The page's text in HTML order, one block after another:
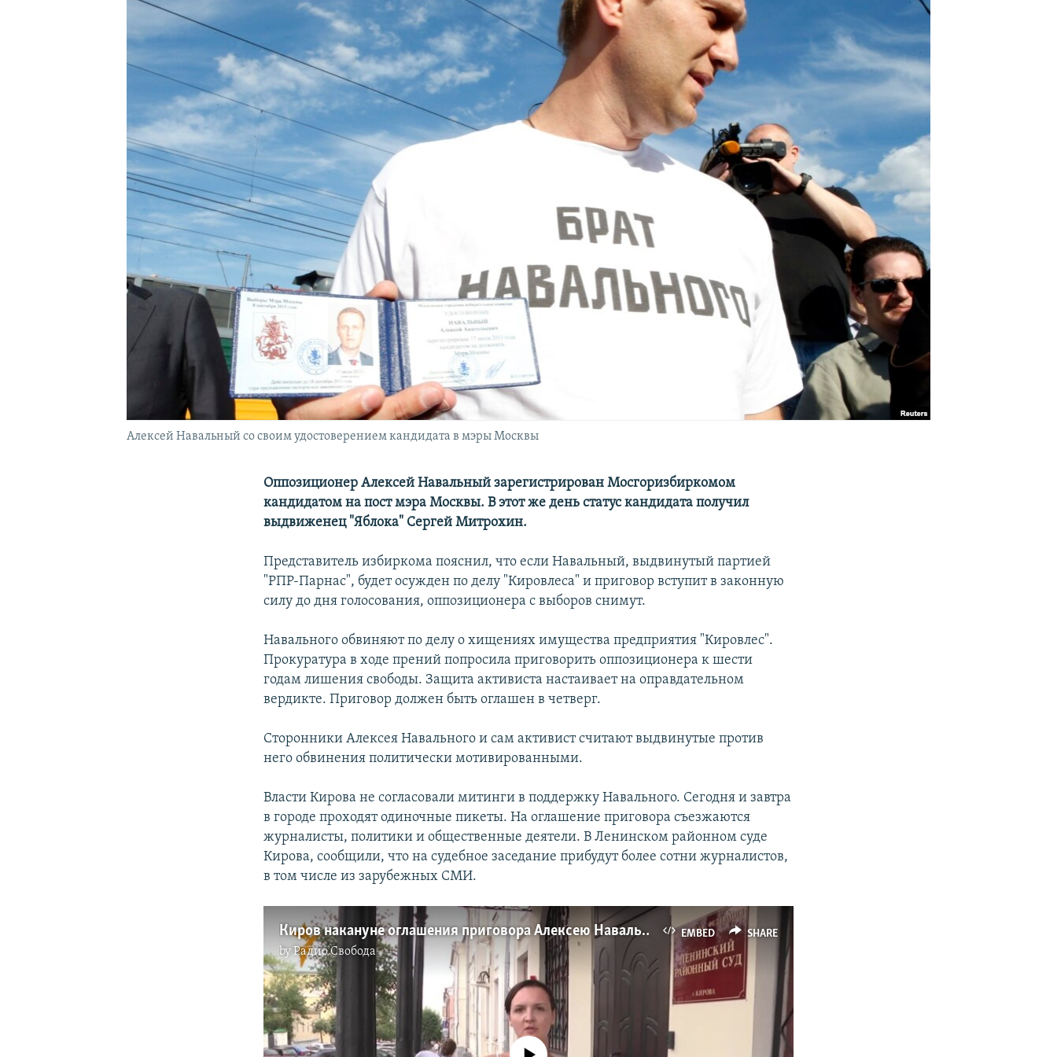
ПОДПИШИТЕСЬ НА РАССЫЛКУ
Алексей Навальный со своим удостоверением кандидата в мэры Москвы
Оппозиционер Алексей Навальный зарегистрирован Мосгоризбиркомом
кандидатом на пост мэра Москвы. В этот же день статус кандидата получил
выдвиженец "Яблока" Сергей Митрохин.
Представитель избиркома пояснил, что если Навальный, выдвинутый партией
"РПР-Парнас", будет осужден по делу "Кировлеса" и приговор вступит в законную
силу до дня голосования, оппозиционера с выборов снимут.
Навального обвиняют по делу о хищениях имущества предприятия "Кировлес".
Прокуратура в ходе прений попросила приговорить оппозиционера к шести
годам лишения свободы. Защита активиста настаивает на оправдательном
вердикте. Приговор должен быть оглашен в четверг.
Сторонники Алексея Навального и сам активист считают выдвинутые против
него обвинения политически мотивированными.
Власти Кирова не согласовали митинги в поддержку Навального. Сегодня и завтра
в городе проходят одиночные пикеты. На оглашение приговора съезжаются
журналисты, политики и общественные деятели. В Ленинском районном суде
Кирова, сообщили, что на судебное заседание прибудут более сотни журналистов,
в том числе из зарубежных СМИ.
EMBED SHARE
Киров накануне оглашения приговора Алексею Навальному
byРадио Свобода
No media source currently available